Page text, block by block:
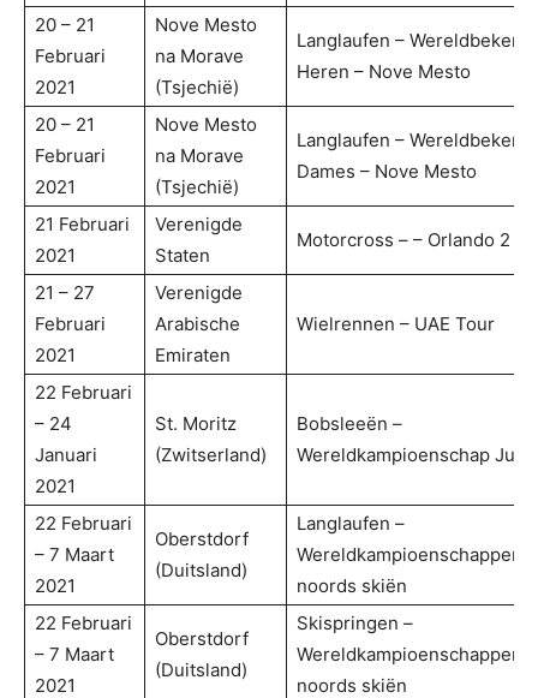
20 – 21
Februari
2021
Nove Mesto
na Morave
(Tsjechië)
Langlaufen – Wereldbeker
Heren – Nove Mesto
20 – 21
Februari
2021
Nove Mesto
na Morave
(Tsjechië)
Langlaufen – Wereldbeker
Dames – Nove Mesto
21 Februari
2021
Verenigde
Staten
Motorcross – – Orlando 2
21 – 27
Februari
2021
Verenigde
Arabische
Emiraten
Wielrennen – UAE Tour
22 Februari
– 24
Januari
2021
St. Moritz
(Zwitserland)
Bobsleeën –
Wereldkampioenschap
22 Februari
– 7 Maart
2021
Oberstdorf
(Duitsland)
Langlaufen –
Wereldkampioenschappen
noords skiën
22 Februari
– 7 Maart
2021
Oberstdorf
(Duitsland)
Skispringen –
Wereldkampioenschappen
noords skiën